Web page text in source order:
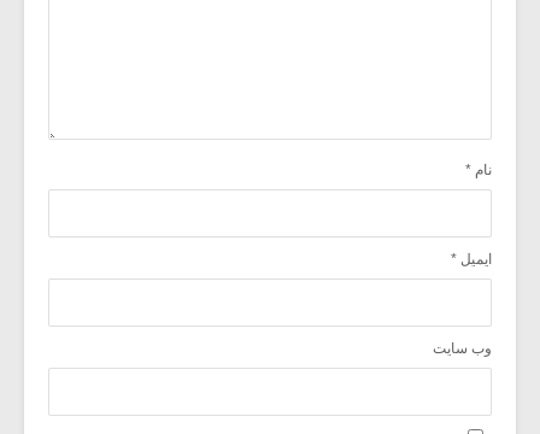
نام *
ایمیل *
وب‌ سایت